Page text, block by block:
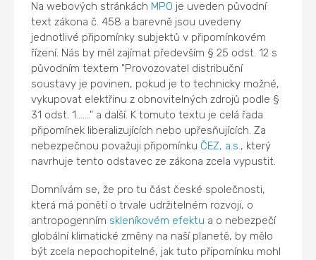
Na webových stránkách MPO je uveden původní
text zákona č. 458 a barevně jsou uvedeny
jednotlivé připomínky subjektů v připomínkovém
řízení. Nás by měl zajímat především § 25 odst. 12 s
původním textem "Provozovatel distribuční
soustavy je povinen, pokud je to technicky možné,
vykupovat elektřinu z obnovitelných zdrojů podle §
31 odst. 1......." a další. K tomuto textu je celá řada
připomínek liberalizujících nebo upřesňujících. Za
nebezpečnou považuji připomínku ČEZ, a.s., který
navrhuje tento odstavec ze zákona zcela vypustit.
Domnívám se, že pro tu část české společnosti,
která má ponětí o trvale udržitelném rozvoji, o
antropogenním skleníkovém efektu a o nebezpečí
globální klimatické změny na naší planetě, by mělo
být zcela nepochopitelné, jak tuto připomínku mohl